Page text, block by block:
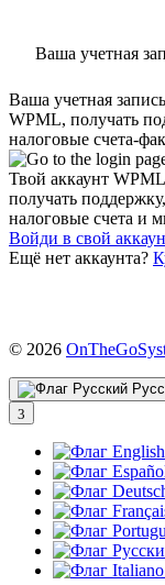
Ваша учетная
Ваша учетная
WPML, получать
налоговые счета-
Твой аккаунт
получать
налоговые счета и
Войди в свой
Ещё нет аккаунта?
© 2026